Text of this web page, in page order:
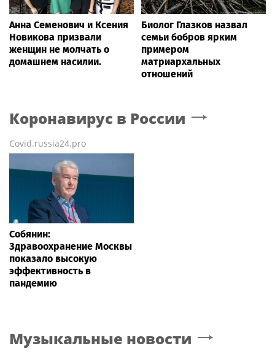
Анна Семенович и Ксения
Новикова призвали
женщин не молчать о
домашнем насилии.
Биолог Глазков назвал
семьи бобров ярким
примером
матриархальных
отношений
Коронавирус в России
Covid.russia24.pro
Собянин:
Здравоохранение Москвы
показало высокую
эффективность в
пандемию
Музыкальные новости